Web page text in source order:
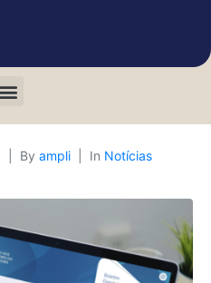
By ampli In Notícias